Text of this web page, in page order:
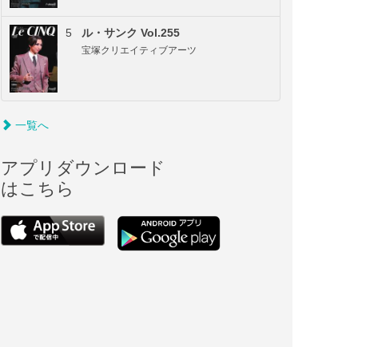
5 ル・サンク Vol.255
宝塚クリエイティブアーツ
一覧へ
アプリダウンロード
はこちら